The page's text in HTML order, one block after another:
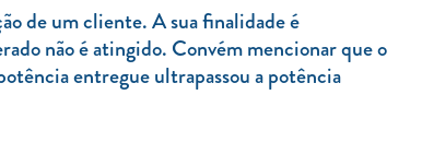
de um cliente. A sua finalidade é
não é atingido. Convém mencionar que o
entregue ultrapassou a potência